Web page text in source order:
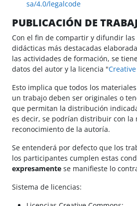
sa/4.0/legalcode
PUBLICACIÓN DE
Con el fin de compartir y difundir las
didácticas más destacadas
las actividades de formación, se
datos del autor y la licencia "
Esto implica que todos los
un trabajo deben ser originales o
que permitan la distribución
es decir, se podrían distribuir con la
reconocimiento de la autoría.
Se entenderá por defecto que los
los participantes cumplen estas
expresamente se manifieste lo
Sistema de licencias: